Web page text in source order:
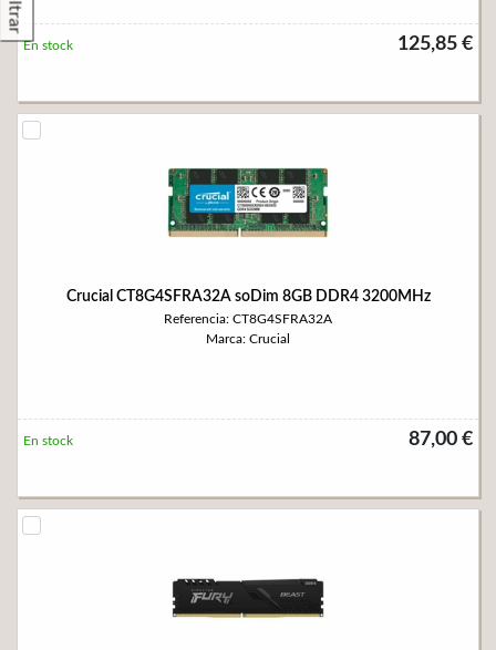
Filtrar
125,85 €
En stock
Crucial CT8G4SFRA32A soDim 8GB DDR4 3200MHz
Referencia: CT8G4SFRA32A
Marca: Crucial
87,00 €
En stock